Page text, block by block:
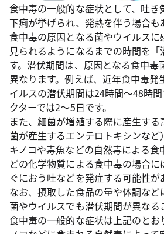
食中毒の一般的な症状として、吐き
下痢が挙げられ、発熱を伴う場合も
食中毒の原因となる菌やウイルス
見られるようになるまでの時間を
す。潜伏期間は、原因となる食中毒
異なります。例えば、近年食中毒発
イルスの潜伏期間は24時間～48時
クターでは2～5日です。
また、細菌が増殖する際に産生す
菌が産生するエンテロトキシンなど
キノコや毒魚などの自然毒による食
どの化学物質による食中毒の場合
ぐにおう吐などを発症する可能性が
なお、摂取した食品の量や体調など
菌やウイルスでも潜伏期間が異なる
食中毒の一般的な症状は上記のと